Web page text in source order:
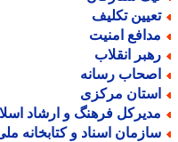
تکلیف
امنیت
انقلاب
رسانه
مرکزی
فرهنگ و ارشاد اسلامی
اسناد و کتابخانه ملی